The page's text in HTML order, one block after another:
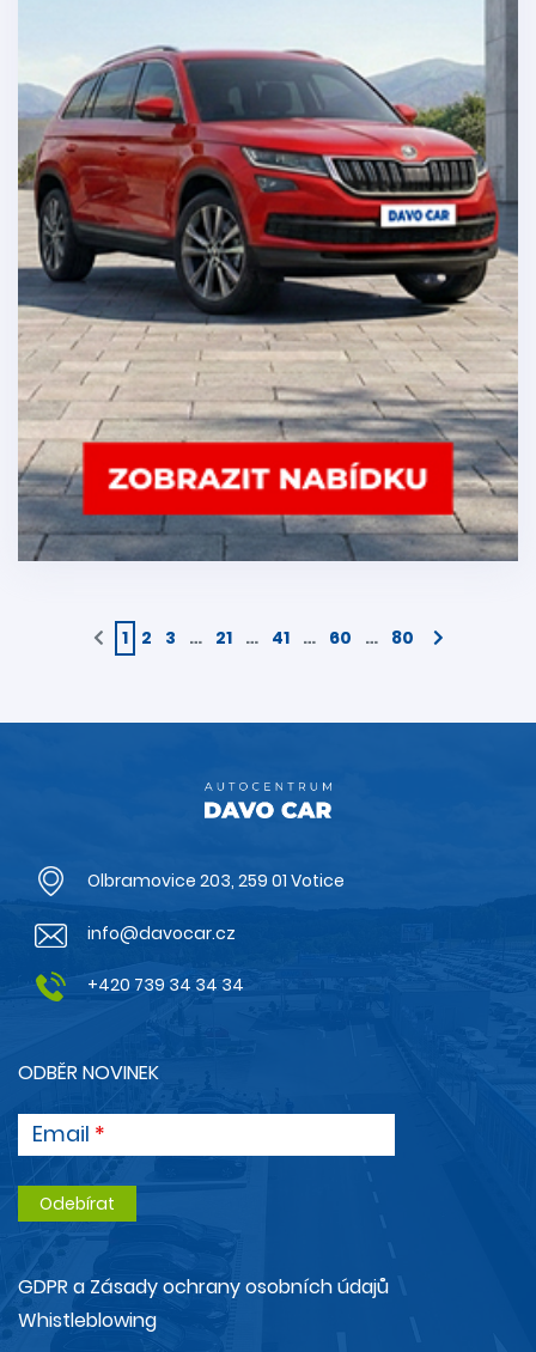
1 2 3 … 21 … 41 … 60 … 80
Olbramovice 203, 259 01 Votice
info@davocar.cz
+420 739 34 34 34
ODBĚR NOVINEK
Email
GDPR a Zásady ochrany osobních údajů
Whistleblowing